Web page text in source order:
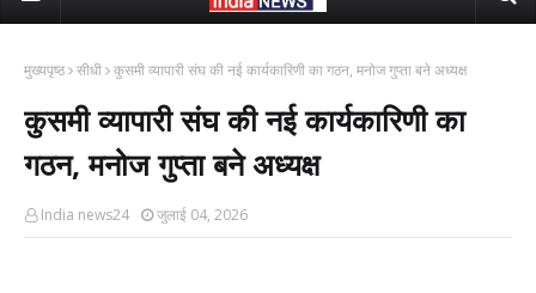
मुख्यपृष्ठ सीधी कुसमी व्यापारी संघ की नई कार्यकारिणी का गठन, मनोज गुप्ता बने अध्यक्ष
कुसमी व्यापारी संघ की नई कार्यकारिणी का
गठन, मनोज गुप्ता बने अध्यक्ष
India news24 जुलाई 04, 2026